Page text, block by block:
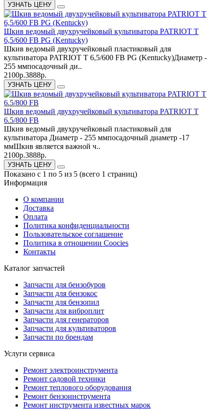
УЗНАТЬ ЦЕНУ
Шкив ведомый двухручейковый культиватора PATRIOT T
6,5/600 FB PG (Kentucky)
Шкив ведомый двухручейковый пластиковый для
культиватора PATRIOT T 6,5/600 FB PG (Kentucky)Диаметр -
255 ммпосадочный ди..
2100р.3888р.
УЗНАТЬ ЦЕНУ
Шкив ведомый двухручейковый культиватора PATRIOT T
6.5/800 FB
Шкив ведомый двухручейковый пластиковый для
культиватора Диаметр - 255 ммпосадочный диаметр -17
ммШкив является важной ч..
2100р.3888р.
УЗНАТЬ ЦЕНУ
Показано с 1 по 5 из 5 (всего 1 страниц)
Информация
О компании
Доставка
Оплата
Политика конфиденциальности
Пользовательское соглашение
Политика в отношении Coocies
Контакты
Каталог запчастей
Запчасти для бензобуров
Запчасти для бензокос
Запчасти для бензопил
Запчасти для виброплит
Запчасти для генераторов
Запчасти для культиваторов
Запчасти по брендам
Услуги сервиса
Ремонт электроинструмента
Ремонт садовой техники
Ремонт теплового оборудования
Ремонт бензоинструмента
Ремонт инструмента известных марок